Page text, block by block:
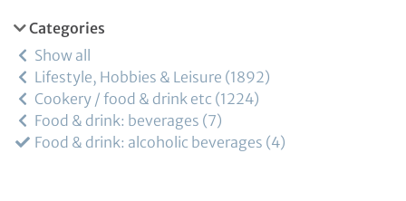
Categories
Show all
Lifestyle, Hobbies & Leisure 1892
Cookery / food & drink etc 1224
Food & drink: beverages 7
Food & drink: alcoholic beverages 4